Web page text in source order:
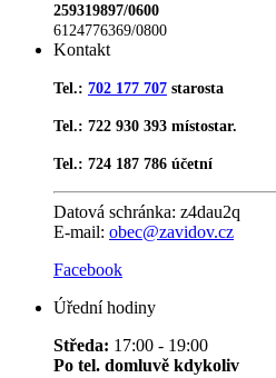
259319897/0600
6124776369/0800
Kontakt
Tel.: 702 177 707 starosta
Tel.: 722 930 393 místostar.
Tel.: 724 187 786 účetní
Datová schránka: z4dau2q
E-mail: obec@zavidov.cz
Facebook
Úřední hodiny
Středa: 17:00 - 19:00
Po tel. domluvě kdykoliv